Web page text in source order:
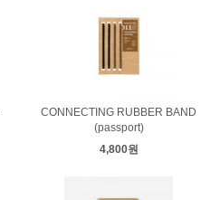
CONNECTING RUBBER BAND
(passport)
4,800원